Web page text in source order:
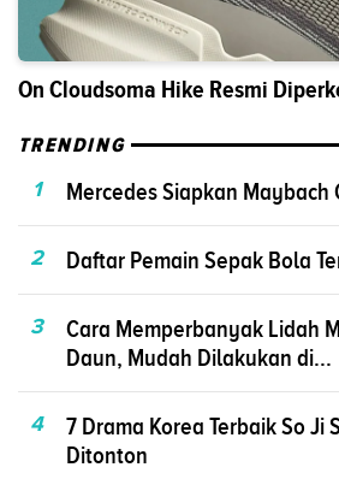
On Cloudsoma Hike Resmi
TRENDING
1
Mercedes Siapkan Maybach
2 Daftar Pemain Sepak Bola
3
Cara Memperbanyak Lidah
Daun, Mudah Dilakukan di...
4
7 Drama Korea Terbaik So Ji
Ditonton